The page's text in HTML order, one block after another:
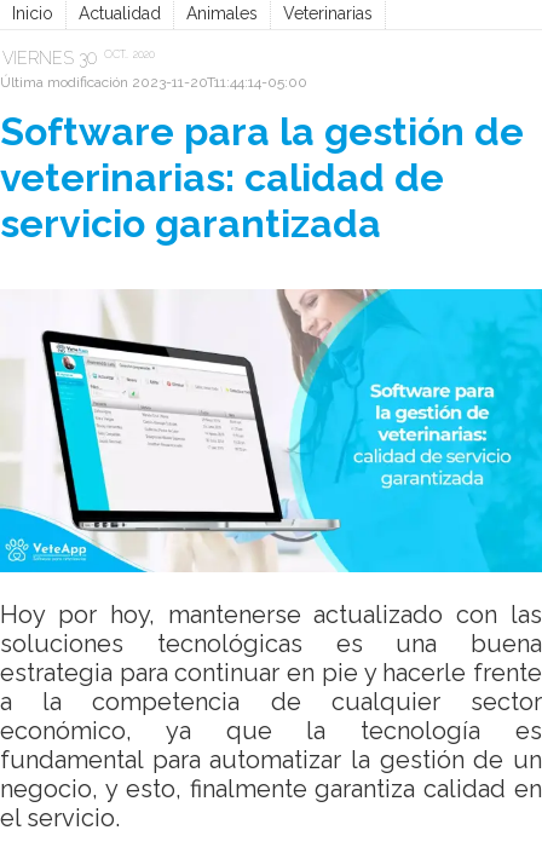
Inicio Actualidad Animales Veterinarias
VIERNES 30 OCT... 2020
Última modificación 2023-11-20T11:44:14-05:00
Software para la gestión de
veterinarias: calidad de
servicio garantizada
Hoy por hoy, mantenerse actualizado con las
soluciones tecnológicas es una buena
estrategia para continuar en pie y hacerle frente
a la competencia de cualquier sector
económico, ya que la tecnología es
fundamental para automatizar la gestión de un
negocio, y esto, finalmente garantiza calidad en
el servicio.